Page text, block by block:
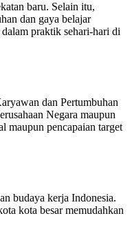
baru. Selain itu,
dan gaya belajar
praktik sehari-hari di
dan Pertumbuhan
Negara maupun
maupun pencapaian target
budaya kerja Indonesia.
kota besar memudahkan